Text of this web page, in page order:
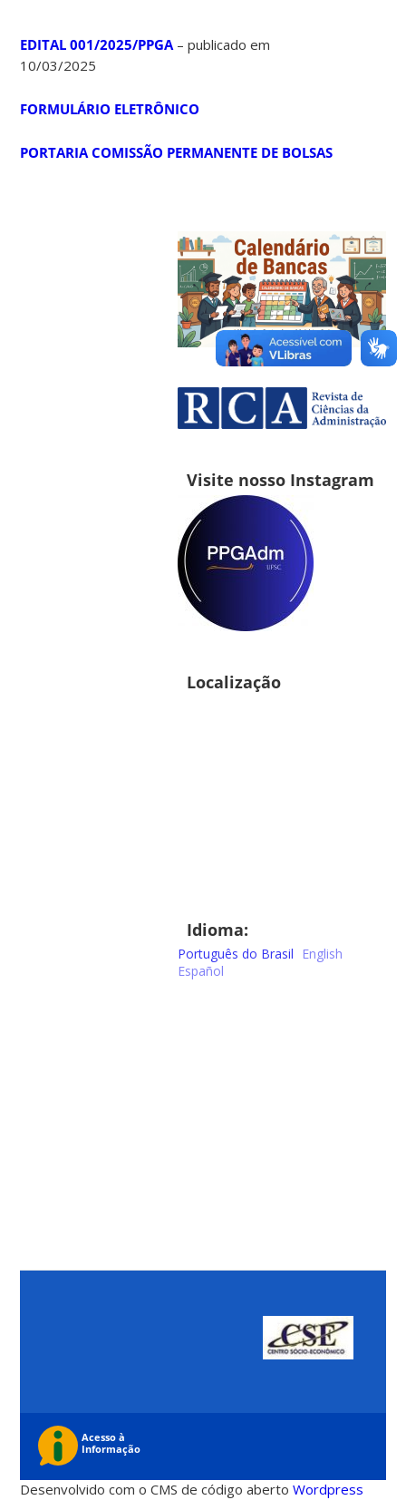
EDITAL 001/2025/PPGA – publicado em
10/03/2025
FORMULÁRIO ELETRÔNICO
PORTARIA COMISSÃO PERMANENTE DE BOLSAS
Visite nosso Instagram
Localização
Idioma:
Português do Brasil
English
Español
Desenvolvido com o CMS de código abertoWordpress